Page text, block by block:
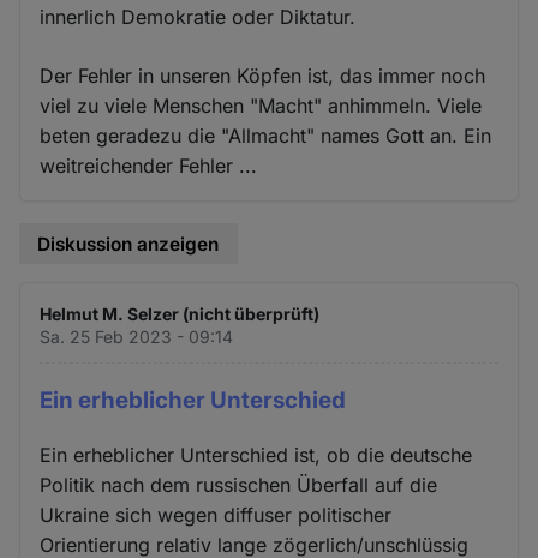
innerlich Demokratie oder Diktatur.
Der Fehler in unseren Köpfen ist, das immer noch
viel zu viele Menschen "Macht" anhimmeln. Viele
beten geradezu die "Allmacht" names Gott an. Ein
weitreichender Fehler ...
Diskussion anzeigen
Helmut M. Selzer (nicht überprüft)
Sa. 25 Feb 2023 - 09:14
Ein erheblicher Unterschied
Ein erheblicher Unterschied ist, ob die deutsche
Politik nach dem russischen Überfall auf die
Ukraine sich wegen diffuser politischer
Orientierung relativ lange zögerlich/unschlüssig